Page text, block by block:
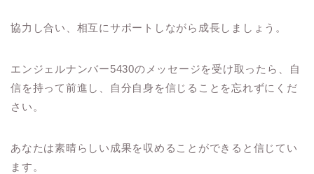
協力し合い、相互にサポートしながら成長しましょう。
エンジェルナンバー5430のメッセージを受け取ったら、自
信を持って前進し、自分自身を信じることを忘れずにくだ
さい。
あなたは素晴らしい成果を収めることができると信じてい
ます。